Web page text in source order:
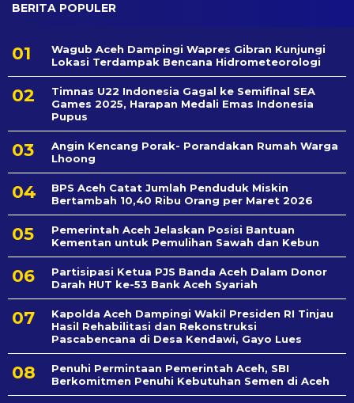
BERITA POPULER
Wagub Aceh Dampingi Wapres Gibran Kunjungi
Lokasi Terdampak Bencana Hidrometeorologi
Timnas U22 Indonesia Gagal ke Semifinal SEA
Games 2025, Harapan Medali Emas Indonesia
Pupus
Angin Kencang Porak- Porandakan Rumah Warga
Lhoong
BPS Aceh Catat Jumlah Penduduk Miskin
Bertambah 10,40 Ribu Orang per Maret 2026
Pemerintah Aceh Jelaskan Posisi Bantuan
Kementan untuk Pemulihan Sawah dan Kebun
Partisipasi Ketua PJS Banda Aceh Dalam Donor
Darah HUT ke-53 Bank Aceh Syariah
Kapolda Aceh Dampingi Wakil Presiden RI Tinjau
Hasil Rehabilitasi dan Rekonstruksi
Pascabencana di Desa Kendawi, Gayo Lues
Penuhi Permintaan Pemerintah Aceh, SBI
Berkomitmen Penuhi Kebutuhan Semen di Aceh